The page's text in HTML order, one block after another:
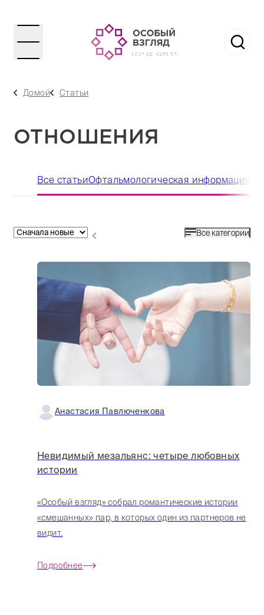
Домой Статьи
ОТНОШЕНИЯ
Все статьиОфтальмологическая информация
Все категории
Анастасия Павлюченкова
Невидимый мезальянс: четыре любовных
истории
«Особый взгляд» собрал романтические истории
«смешанных» пар, в которых один из партнеров не
видит.
Подробнее